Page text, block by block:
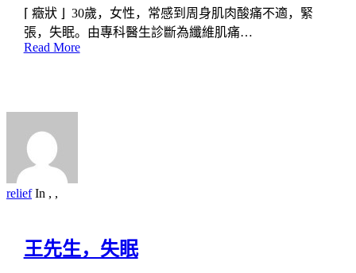
⌈ 癥狀 ⌋ 30歲，女性，常感到周身肌肉酸痛不適，緊
張，失眠。由專科醫生診斷為纖維肌痛…
Read More
relief In , ,
王先生，失眠